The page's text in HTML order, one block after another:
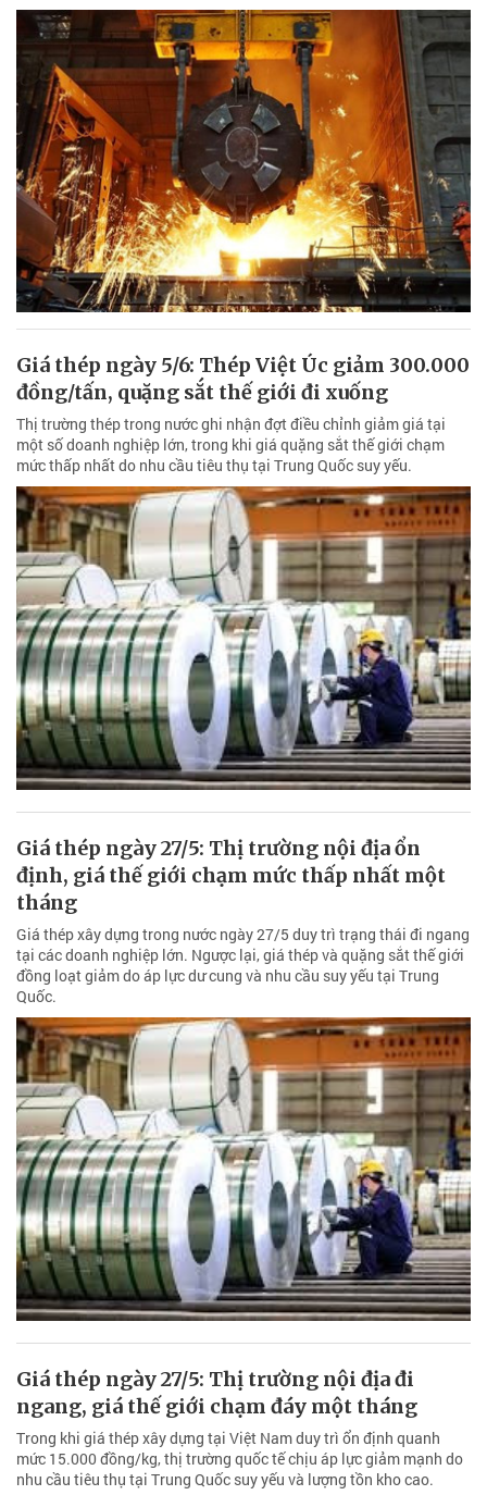
Giá thép ngày 5/6: Thép Việt Úc giảm 300.000
đồng/tấn, quặng sắt thế giới đi xuống
Thị trường thép trong nước ghi nhận đợt điều chỉnh giảm giá tại
một số doanh nghiệp lớn, trong khi giá quặng sắt thế giới chạm
mức thấp nhất do nhu cầu tiêu thụ tại Trung Quốc suy yếu.
Giá thép ngày 27/5: Thị trường nội địa ổn
định, giá thế giới chạm mức thấp nhất một
tháng
Giá thép xây dựng trong nước ngày 27/5 duy trì trạng thái đi ngang
tại các doanh nghiệp lớn. Ngược lại, giá thép và quặng sắt thế giới
đồng loạt giảm do áp lực dư cung và nhu cầu suy yếu tại Trung
Quốc.
Giá thép ngày 27/5: Thị trường nội địa đi
ngang, giá thế giới chạm đáy một tháng
Trong khi giá thép xây dựng tại Việt Nam duy trì ổn định quanh
mức 15.000 đồng/kg, thị trường quốc tế chịu áp lực giảm mạnh do
nhu cầu tiêu thụ tại Trung Quốc suy yếu và lượng tồn kho cao.